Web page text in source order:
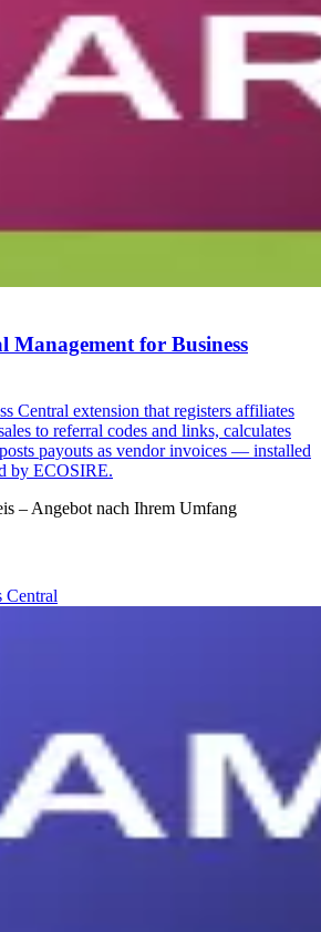
for Business
Central extension that registers affiliates
to referral codes and links, calculates
payouts as vendor invoices — installed
by ECOSIRE.
– Angebot nach Ihrem Umfang
Central